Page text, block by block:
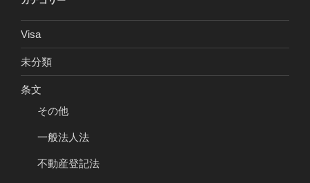
Visa
未分類
条文
その他
一般法人法
不動産登記法